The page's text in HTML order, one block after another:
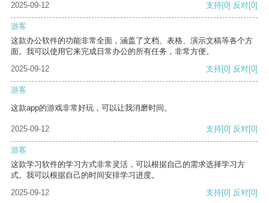
2025-09-12 支持[0] 反对[0]
游客
这款办公软件的功能非常全面，涵盖了文档、表格、演示文稿等各个方
面。我可以使用它来完成日常办公的所有任务，非常方便。
2025-09-12
支持[0] 反对[0]
游客
这款app的游戏非常好玩，可以让我消磨时间。
2025-09-12 支持[0] 反对[0]
游客
这款学习软件的学习方式非常灵活，可以根据自己的需求选择学习方
式。我可以根据自己的时间安排学习进度。
2025-09-12
支持[0] 反对[0]